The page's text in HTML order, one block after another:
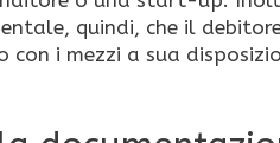
quindi, che il
i mezzi a sua